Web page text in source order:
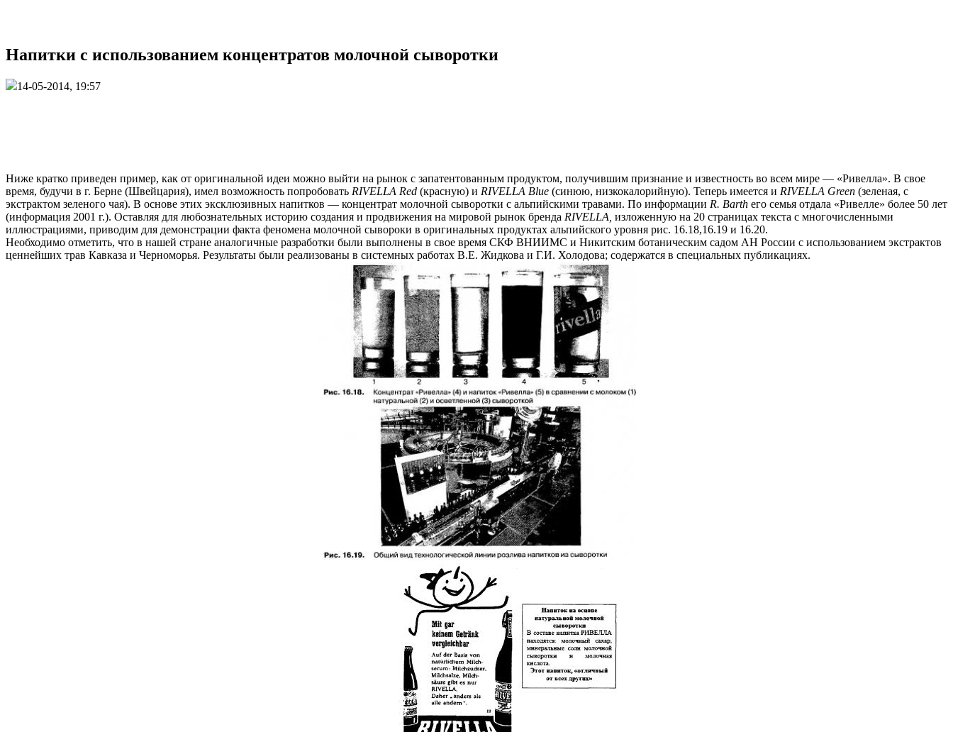
Напитки с использованием концентратов молочной сыворотки
14-05-2014, 19:57
Ниже кратко приведен пример, как от оригинальной идеи можно выйти на рынок с запатентованным продуктом, получившим признание и известность во всем мире — «Ривелла». В свое
время, будучи в г. Берне (Швейцария), имел возможность попробовать RIVELLA Red (красную) и RIVELLA Blue (синюю, низкокалорийную). Теперь имеется и RIVELLA Green (зеленая, с
экстрактом зеленого чая). В основе этих эксклюзивных напитков — концентрат молочной сыворотки с альпийскими травами. По информации R. Barth его семья отдала «Ривелле» более 50 лет
(информация 2001 г.). Оставляя для любознательных историю создания и продвижения на мировой рынок бренда RIVELLA, изложенную на 20 страницах текста с многочисленными
иллюстрациями, приводим для демонстрации факта феномена молочной сывороки в оригинальных продуктах альпийского уровня рис. 16.18,16.19 и 16.20.
Необходимо отметить, что в нашей стране аналогичные разработки были выполнены в свое время СКФ ВНИИМС и Никитским ботаническим садом АН России с использованием экстрактов
ценнейших трав Кавказа и Черноморья. Результаты были реализованы в системных работах В.Е. Жидкова и Г.И. Холодова; содержатся в специальных публикациях.